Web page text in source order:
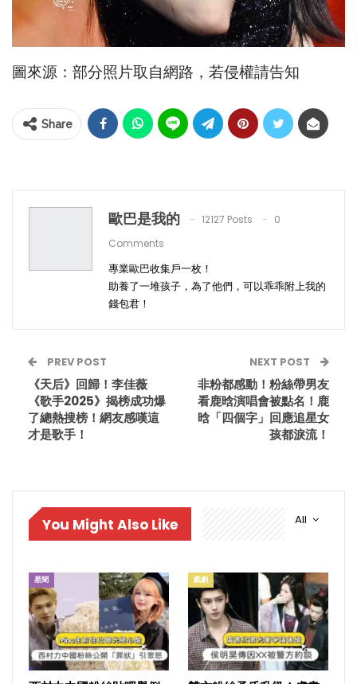
圖來源：部分照片取自網路，若侵權請告知
Share
歐巴是我的 12127 Posts
0
Comments
專業歐巴收集戶一枚！
助養了一堆孩子，為了他們，可以乖乖附上我的
錢包君！
PREV POST
《天后》回歸！李佳薇
《歌手2025》揭榜成功爆
了總熱搜榜！網友感嘆這
才是歌手！
NEXT POST
非粉都感動！粉絲帶男友
看鹿晗演唱會被點名！鹿
晗「四個字」回應追星女
孩都淚流！
All
You Might Also Like
星聞 戲劇